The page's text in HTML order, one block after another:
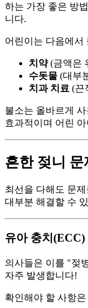
하는 가장 좋은 방
니다.
어린이는 다음에서
치약(금액은
수돗물 (대부
치과 치료 (끈
불소는 올바르게
효과적이며 어린
흔한 젖니 문
최선을 다해도 문
대부분 해결할 수
유아 충치(ECC)
의사들은 이를 "젖
자주 발생합니다!
확인해야 할 사항